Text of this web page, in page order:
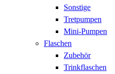
Sonstige
Tretpumpen
Mini-Pumpen
Flaschen
Zubehör
Trinkflaschen